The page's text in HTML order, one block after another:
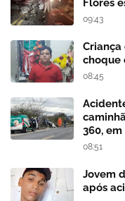
Flores
09:43
Criança
choque
08:45
360,
08:51
Jovem
após